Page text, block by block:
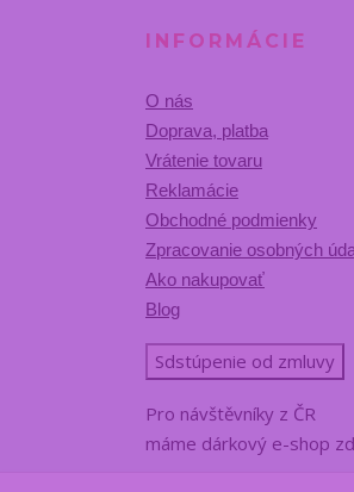
INFORMÁCIE
O nás
Doprava, platba
Vrátenie tovaru
Reklamácie
Obchodné podmienky
Zpracovanie osobných
Ako nakupovať
Blog
Sdstúpenie od zmluvy
Pro návštěvníky z ČR
máme dárkový e-shop